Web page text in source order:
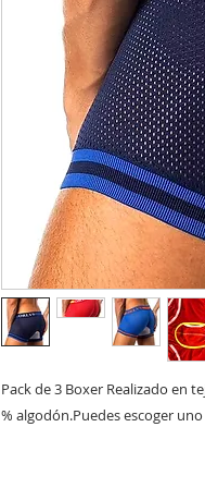
Pack de 3 Boxer Realizado en
% algodón.Puedes escoger